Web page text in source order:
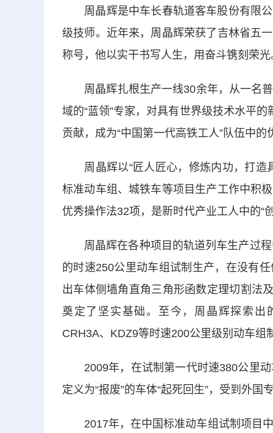
周晶辉是中车长春轨道客车股份有限公
级技师。近年来，周晶辉荣获了吉林省五
称号，他以实干书写人生，用奋斗镌刻荣光
周晶辉扎根生产一线30余年，从一名普
域的“蓝领”专家，对具有世界级技术水平
贡献，成为“中国第一代高铁工人”队伍中的
周晶辉以“匠人匠心，修炼内功，打造
标准动车组、城铁车等项目生产工作中积
优秀操作法32项，是新时代产业工人中的“
周晶辉在各种项目的轨道列车生产过程
的时速250公里动车组试制生产，在没有
出车体侧墙角直角三角形函数定理切割法
奠定了坚实基础。至今，周晶辉探索出
CRH3A、KDZ9等时速200公里级别动车组
2009年，在试制第一代时速380公里动
定义为“报废”的车体“起死回生”，受到外
2017年，在中国标准动车组试制项目中